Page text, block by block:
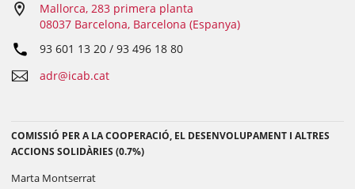
Mallorca, 283 primera planta
08037 Barcelona, Barcelona (Espanya)
93 601 13 20 / 93 496 18 80
adr@icab.cat
COMISSIÓ PER A LA COOPERACIÓ, EL DESENVOLUPAMENT I ALTRES
ACCIONS SOLIDÀRIES (0.7%)
Marta Montserrat